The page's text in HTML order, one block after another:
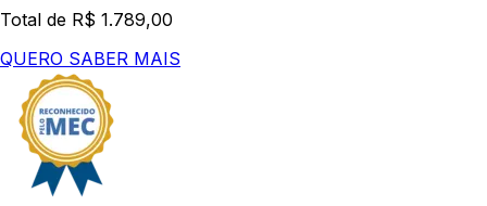
Total de R$ 1.789,00
QUERO SABER MAIS